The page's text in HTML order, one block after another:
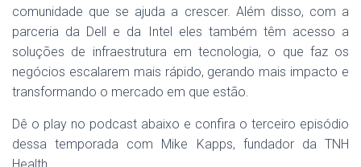
comunidade que se ajuda a crescer. Além disso, com a
parceria da Dell e da Intel eles também têm acesso a
soluções de infraestrutura em tecnologia, o que faz os
negócios escalarem mais rápido, gerando mais impacto e
transformando o mercado em que estão.
Dê o play no podcast abaixo e confira o terceiro episódio
dessa temporada com Mike Kapps, fundador da TNH